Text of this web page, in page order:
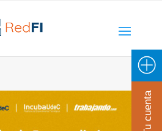
Tu cuenta